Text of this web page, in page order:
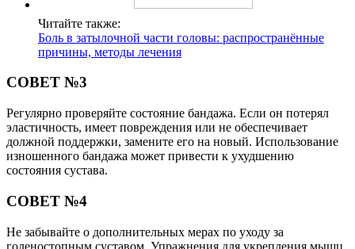
Читайте также:
Боль в затылочной части головы: распространённые
причины, методы лечения
СОВЕТ №3
Регулярно проверяйте состояние бандажа. Если он потерял
эластичность, имеет повреждения или не обеспечивает
должной поддержки, замените его на новый. Использование
изношенного бандажа может привести к ухудшению
состояния сустава.
СОВЕТ №4
Не забывайте о дополнительных мерах по уходу за
голеностопным суставом. Упражнения для укрепления мышц,